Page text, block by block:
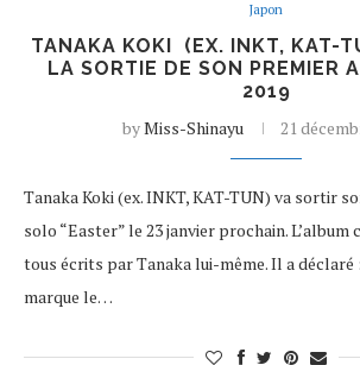
Japon
TANAKA KOKI (EX. INKT, KAT-
LA SORTIE DE SON PREMIER
2019
byMiss-Shinayu 21
Tanaka Koki (ex. INKT, KAT-TUN) va sortir
solo “Easter” le 23 janvier prochain.
tous écrits par Tanaka lui-même. Il a déclaré
marque le…